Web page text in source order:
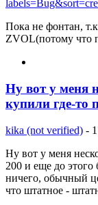
Пока не фонтан,
ZVOL(потому что
Ну вот у меня
купили где-то
kika (not verified) -
Ну вот у меня
200 и еще до этого
ничего, обычный
что штатное -